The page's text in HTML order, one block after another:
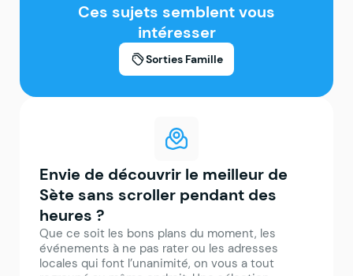
Ces sujets semblent vous
intéresser
Sorties Famille
Envie de découvrir le meilleur de
Sète sans scroller pendant des
heures ?
Que ce soit les bons plans du moment, les
événements à ne pas rater ou les adresses
locales qui font l’unanimité, on vous a tout